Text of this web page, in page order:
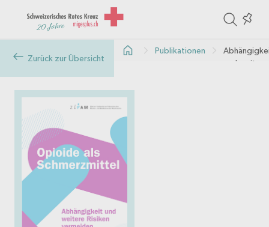
the
Zurück zur Übersicht
Publikationen
Opioide als
und weitere